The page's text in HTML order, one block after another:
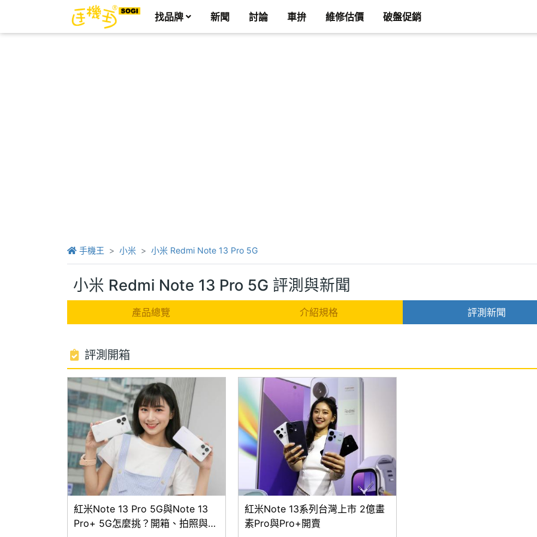
找品牌 新聞 討論 車拚 維修估價 破盤促銷
手機王 小米 小米 Redmi Note 13 Pro 5G
小米 Redmi Note 13 Pro 5G 評測與新聞
產品總覽 介紹規格 評測新聞
評測開箱
紅米Note 13 Pro 5G與Note 13
Pro+ 5G怎麼挑？開箱、拍照與跑
紅米Note 13系列台灣上市 2億畫
素Pro與Pro+開賣